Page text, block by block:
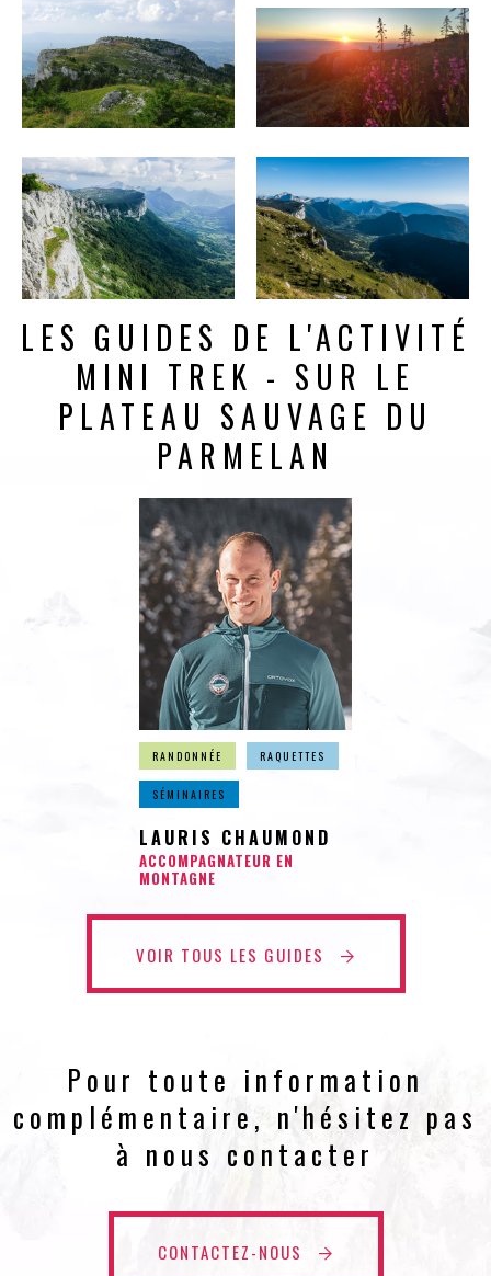
LES GUIDES DE L'ACTIVITÉ
MINI TREK - SUR LE
PLATEAU SAUVAGE DU
PARMELAN
RANDONNÉE RAQUETTES
SÉMINAIRES
LAURIS CHAUMOND
ACCOMPAGNATEUR EN
MONTAGNE
VOIR TOUS LES GUIDES
Pour toute information
complémentaire, n'hésitez pas
à nous contacter
CONTACTEZ-NOUS